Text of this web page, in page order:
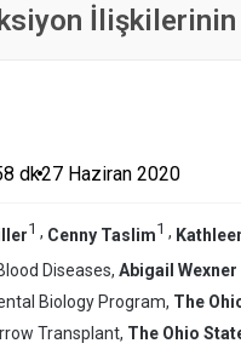
dk•27 Haziran 2020
1 , Cenny Taslim1 ,
Diseases, Abigail
Biology Program, The
Transplant, The Ohio